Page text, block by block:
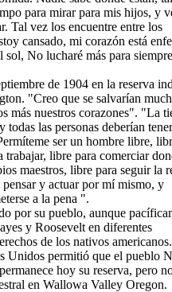
para mirar para mis hijos, y
Tal vez los encuentre entre los
cansado, mi corazón está
sol, No lucharé más para
de 1904 en la reserva
"Creo que se salvarían
más nuestros corazones". "La
todas las personas deberían
ser un hombre libre,
trabajar, libre para comerciar
maestros, libre para seguir la
y actuar por mí mismo, y
a la pena ".
por su pueblo, aunque
y Roosevelt en diferentes
de los nativos
Unidos permitió que el pueblo
hoy su reserva, pero
en Wallowa Valley Oregon.